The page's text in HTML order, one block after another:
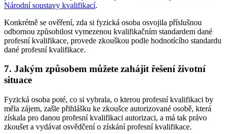
Národní soustavy kvalifikací.
Konkrétně se ověření, zda si fyzická osoba osvojila příslušnou
odbornou způsobilost vymezenou kvalifikačním standardem dané
profesní kvalifikace, provede zkouškou podle hodnotícího standardu
dané profesní kvalifikace.
7. Jakým způsobem můžete zahájit řešení životní
situace
Fyzická osoba poté, co si vybrala, o kterou profesní kvalifikaci by
měla zájem, zašle přihlášku ke zkoušce autorizované osobě, která
získala pro danou profesní kvalifikaci autorizaci, a má tak právo
zkoušet a vydávat osvědčení o získání profesní kvalifikace.